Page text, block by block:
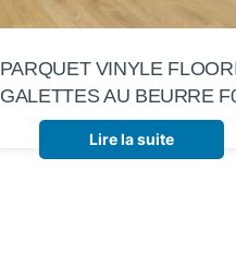
PARQUET VINYLE
GALETTES AU BEURRE
Lire la suite